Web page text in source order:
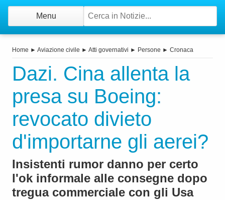
Menu
Home ► Aviazione civile ► Atti governativi ► Persone ► Cronaca
Dazi. Cina allenta la
presa su Boeing:
revocato divieto
d'importarne gli aerei?
Insistenti rumor danno per certo
l'ok informale alle consegne dopo
tregua commerciale con gli Usa